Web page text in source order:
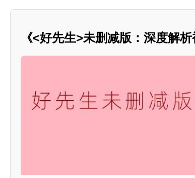
《<好先生>未删减版：深度解